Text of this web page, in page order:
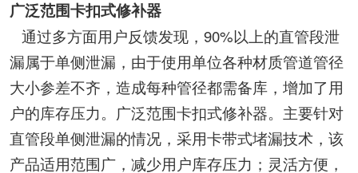
广泛范围卡扣式修补器
通过多方面用户反馈发现， 90%以上的直管段泄
漏属于单侧泄漏，由于使用单位各种材质管道管径
大小参差不齐，造成每种管径都需备库，增加了用
户的库存压力。广泛范围卡扣式修补器。主要针对
直管段单侧泄漏的情况，采用卡带式堵漏技术，该
产品适用范围广，减少用户库存压力；灵活方便，